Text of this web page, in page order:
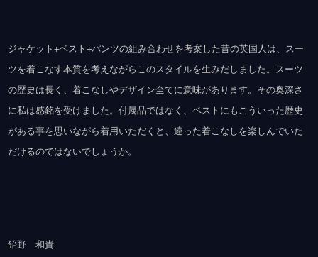
ジャケット+ベスト+パンツの組み合わせを考案した昔の英国人は、スー
ツを着こなす本質を考えながらこのスタイルを生みだしました。スーツ
の歴史は長く、着こなしやデザイン全てに意味があります。その奥深さ
に私は感銘を受けました。付属品ではなく、ベストにもこういった歴史
がある事を思いながら着用いただくと、違った着こなしを楽しんでいた
だけるのではないでしょうか。
飴野 和貴